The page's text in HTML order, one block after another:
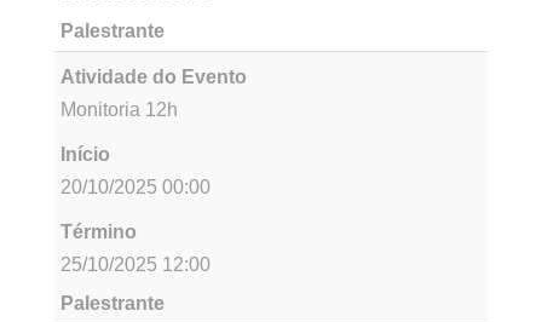
Palestrante
Atividade do Evento
Monitoria 8h
Início
20/10/2025 00:00
Término
25/10/2025 12:00
Palestrante